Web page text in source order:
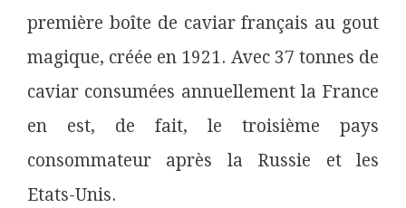
première boîte de caviar français au gout
magique, créée en 1921. Avec 37 tonnes de
caviar consumées annuellement la France
en est, de fait, le troisième pays
consommateur après la Russie et les
Etats-Unis.